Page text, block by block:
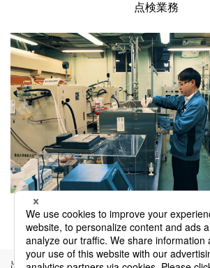
点検業務
試験業務
出光プランテック千葉